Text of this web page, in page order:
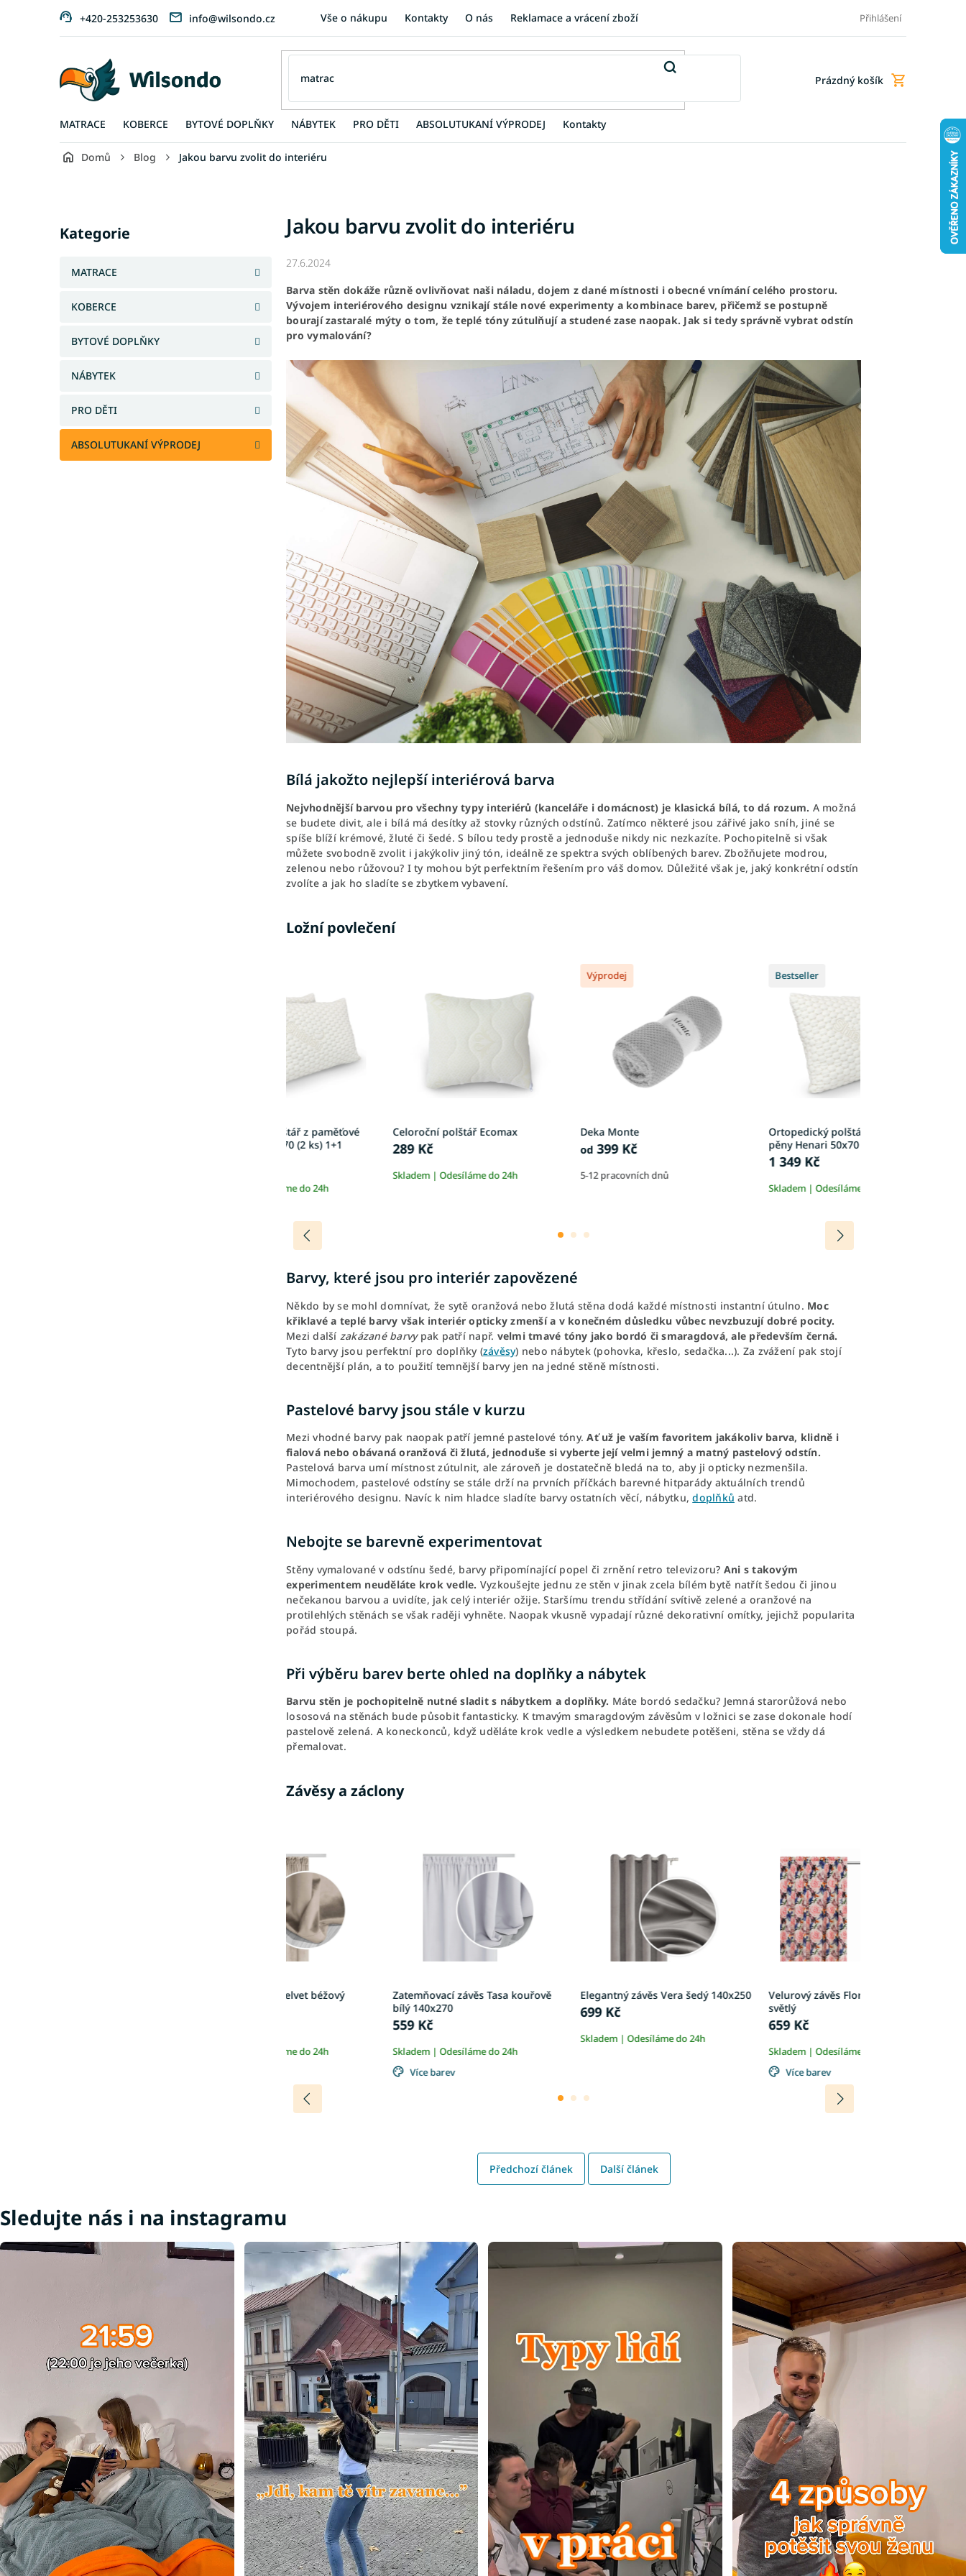
+420-253253630 info@wilsondo.cz Vše o nákupu Kontakty O nás Reklamace a vrácení zboží Obchodní podmínky
Přihlášení
Nákupní
Prázdný košík
MATRACE KOBERCE BYTOVÉ DOPLŇKY NÁBYTEK PRO DĚTI ABSOLUTUKANÍ VÝPRODEJ Kontakty
Domů Blog Jakou barvu zvolit do interiéru
t
r
kategorie
Kategorie
MATRACE
KOBERCE
BYTOVÉ DOPLŇKY
NÁBYTEK
PRO DĚTI
ABSOLUTUKANÍ VÝPRODEJ
Jakou barvu zvolit do interiéru
27.6.2024
Barva stěn dokáže různě ovlivňovat naši náladu, dojem z dané místnosti i obecné vnímání celého prostoru.
Vývojem interiérového designu vznikají stále nové experimenty a kombinace barev, přičemž se postupně
bourají zastaralé mýty o tom, že teplé tóny zútulňují a studené zase naopak. Jak si tedy správně vybrat odstín
pro vymalování?
Bílá jakožto nejlepší interiérová barva
Nejvhodnější barvou pro všechny typy interiérů (kanceláře i domácnost) je klasická bílá, to dá rozum. A možná
se budete divit, ale i bílá má desítky až stovky různých odstínů. Zatímco některé jsou zářivé jako sníh, jiné se
spíše blíží krémové, žluté či šedé. S bílou tedy prostě a jednoduše nikdy nic nezkazíte. Pochopitelně si však
můžete svobodně zvolit i jakýkoliv jiný tón, ideálně ze spektra svých oblíbených barev. Zbožňujete modrou,
zelenou nebo růžovou? I ty mohou být perfektním řešením pro váš domov. Důležité však je, jaký konkrétní odstín
zvolíte a jak ho sladíte se zbytkem vybavení.
Ložní povlečení
Celoroční polštář Ecomax
289 Kč
Skladem | Odesíláme do 24h
Výprodej
Deka Monte
od 399 Kč
5-12 pracovních dnů
Bestseller
Ortopedický polštář z paměťové
pěny Henari 50x70
1 349 Kč
Skladem | Odesíláme do 24h
Ortopedický polštář z paměťové
pěny Henari 50x70 (2 ks) 1+1
Skladem | Odesíláme do 24h
Barvy, které jsou pro interiér zapovězené
Někdo by se mohl domnívat, že sytě oranžová nebo žlutá stěna dodá každé místnosti instantní útulno. Moc
křiklavé a teplé barvy však interiér opticky zmenší a v konečném důsledku vůbec nevzbuzují dobré pocity.
Mezi další zakázané barvypak patří např. velmi tmavé tóny jako bordó či smaragdová, ale především černá.
Tyto barvy jsou perfektní pro doplňky (závěsy) nebo nábytek (pohovka, křeslo, sedačka...). Za zvážení pak stojí
decentnější plán, a to použití temnější barvy jen na jedné stěně místnosti.
Pastelové barvy jsou stále v kurzu
Mezi vhodné barvy pak naopak patří jemné pastelové tóny. Ať už je vaším favoritem jakákoliv barva, klidně i
fialová nebo obávaná oranžová či žlutá, jednoduše si vyberte její velmi jemný a matný pastelový odstín.
Pastelová barva umí místnost zútulnit, ale zároveň je dostatečně bledá na to, aby ji opticky nezmenšila.
Mimochodem, pastelové odstíny se stále drží na prvních příčkách barevné hitparády aktuálních trendů
interiérového designu. Navíc k nim hladce sladíte barvy ostatních věcí, nábytku,doplňků atd.
Nebojte se barevně experimentovat
Stěny vymalované v odstínu šedé, barvy připomínající popel či zrnění retro televizoru? Ani s takovým
experimentem neuděláte krok vedle. Vyzkoušejte jednu ze stěn v jinak zcela bílém bytě natřít šedou či jinou
nečekanou barvou a uvidíte, jak celý interiér ožije. Staršímu trendu střídání svítivě zelené a oranžové na
protilehlých stěnách se však raději vyhněte. Naopak vkusně vypadají různé dekorativní omítky, jejichž popularita
pořád stoupá.
Při výběru barev berte ohled na doplňky a nábytek
Barvu stěn je pochopitelně nutné sladit s nábytkem a doplňky. Máte bordó sedačku? Jemná starorůžová nebo
lososová na stěnách bude působit fantasticky. K tmavým smaragdovým závěsům v ložnici se zase dokonale hodí
pastelově zelená. A koneckonců, když uděláte krok vedle a výsledkem nebudete potěšeni, stěna se vždy dá
přemalovat.
Závěsy a záclony
Zatemňovací závěs Tasa kouřově
bílý 140x270
559 Kč
Skladem | Odesíláme do 24h
Více barev
Elegantný závěs Vera šedý 140x250
699 Kč
Skladem | Odesíláme do 24h
Velurový závěs Florry 140x250 -
světlý
659 Kč
Skladem | Odesíláme do 24h
Více barev
Velurový závěs Velvet béžový
Skladem | Odesíláme do 24h
Předchozí článek Další článek
Sledujte nás i na instagramu